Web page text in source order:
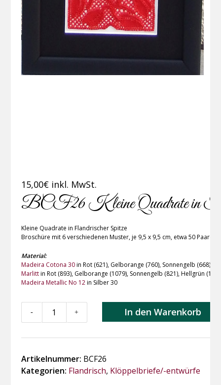
15,00€ inkl. MwSt.
BCF26 Kleine Quadrate in
Kleine Quadrate in Flandrischer Spitze
Broschüre mit 6 verschiedenen Muster, je 9,5 x 9,5 cm, etwa 50 Paare
Material:
Madeira Cotona 30in Rot (621), Gelborange (760), Sonnengelb (668),
Marlittin Rot (893), Gelborange (1079), Sonnengelb (821), Hellgrün
Madeira Metallic No 12in Silber 30
Kleine
Flandrischer
Spitze
Menge
- + In den Warenkorb
Artikelnummer: BCF26
Kategorien: Flandrisch, Klöppelbriefe/-entwürfe